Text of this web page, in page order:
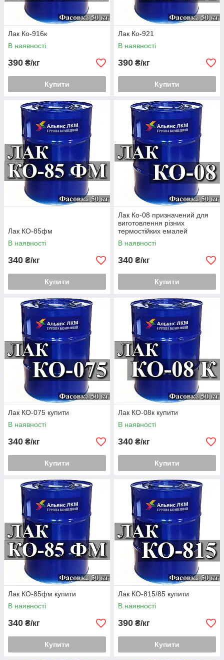
Лак Ко-916к
В наявності
390 ₴/кг
Купити
Лак Ко-921
В наявності
390 ₴/кг
Купити
Лак КО-85фм
В наявності
340 ₴/кг
Купити
Лак Ко-08 призначений для
виготовлення різних
термостійких емалей
В наявності
340 ₴/кг
Купити
Лак КО-075 купити
В наявності
340 ₴/кг
Купити
Лак КО-08к купити
В наявності
340 ₴/кг
Купити
Лак КО-85фм купити
В наявності
340 ₴/кг
Купити
Лак КО-815/85 купити
В наявності
390 ₴/кг
Купити